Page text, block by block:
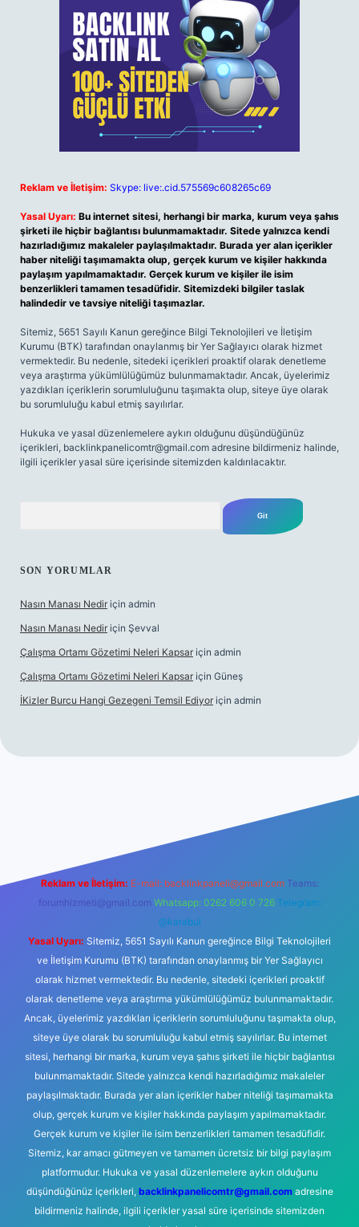
Reklam ve İletişim: Skype: live:.cid.575569c608265c69
Yasal Uyarı: Bu internet sitesi, herhangi bir marka, kurum veya şahıs
şirketi ile hiçbir bağlantısı bulunmamaktadır. Sitede yalnızca kendi
hazırladığımız makaleler paylaşılmaktadır. Burada yer alan içerikler
haber niteliği taşımamakta olup, gerçek kurum ve kişiler hakkında
paylaşım yapılmamaktadır. Gerçek kurum ve kişiler ile isim
benzerlikleri tamamen tesadüfidir. Sitemizdeki bilgiler taslak
halindedir ve tavsiye niteliği taşımazlar.
Sitemiz, 5651 Sayılı Kanun gereğince Bilgi Teknolojileri ve İletişim
Kurumu (BTK) tarafından onaylanmış bir Yer Sağlayıcı olarak hizmet
vermektedir. Bu nedenle, sitedeki içerikleri proaktif olarak denetleme
veya araştırma yükümlülüğümüz bulunmamaktadır. Ancak, üyelerimiz
yazdıkları içeriklerin sorumluluğunu taşımakta olup, siteye üye olarak
bu sorumluluğu kabul etmiş sayılırlar.
Hukuka ve yasal düzenlemelere aykırı olduğunu düşündüğünüz
içerikleri, backlinkpanelicomtr@gmail.com adresine bildirmeniz halinde,
ilgili içerikler yasal süre içerisinde sitemizden kaldırılacaktır.
SON YORUMLAR
Nasın Manası Nedir için admin
Nasın Manası Nedir için Şevval
Çalışma Ortamı Gözetimi Neleri Kapsar için admin
Çalışma Ortamı Gözetimi Neleri Kapsar için Güneş
İKizler Burcu Hangi Gezegeni Temsil Ediyor için admin
Reklam ve İletişim: E-mail: backlinkpaneli@gmail.com Teams:
forumhizmeti@gmail.com Whatsapp: 0262 606 0 726 Telegram:
@karabul
Yasal Uyarı: Sitemiz, 5651 Sayılı Kanun gereğince Bilgi Teknolojileri
ve İletişim Kurumu (BTK) tarafından onaylanmış bir Yer Sağlayıcı
olarak hizmet vermektedir. Bu nedenle, sitedeki içerikleri proaktif
olarak denetleme veya araştırma yükümlülüğümüz bulunmamaktadır.
Ancak, üyelerimiz yazdıkları içeriklerin sorumluluğunu taşımakta olup,
siteye üye olarak bu sorumluluğu kabul etmiş sayılırlar. Bu internet
sitesi, herhangi bir marka, kurum veya şahıs şirketi ile hiçbir bağlantısı
bulunmamaktadır. Sitede yalnızca kendi hazırladığımız makaleler
paylaşılmaktadır. Burada yer alan içerikler haber niteliği taşımamakta
olup, gerçek kurum ve kişiler hakkında paylaşım yapılmamaktadır.
Gerçek kurum ve kişiler ile isim benzerlikleri tamamen tesadüfidir.
Sitemiz, kar amacı gütmeyen ve tamamen ücretsiz bir bilgi paylaşım
platformudur. Hukuka ve yasal düzenlemelere aykırı olduğunu
düşündüğünüz içerikleri, backlinkpanelicomtr@gmail.comadresine
bildirmeniz halinde, ilgili içerikler yasal süre içerisinde sitemizden